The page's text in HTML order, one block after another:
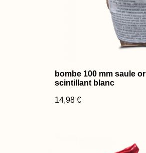
bombe 100 mm saule or
scintillant blanc
14,98 €